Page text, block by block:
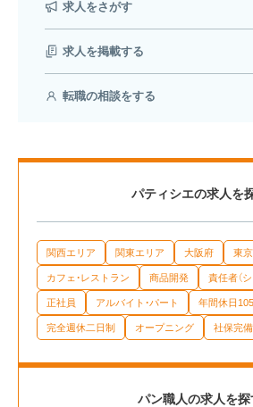
求人をさがす
求人を掲載する
転職の相談をする
パティシエの求人を
関西エリア 関東エリア 大阪府 東
カフェ・レストラン 商品開発 責任者（
正社員 アルバイト・パート 年間休日
完全週休二日制 オープニング 社保完備
パン職人の求人を探